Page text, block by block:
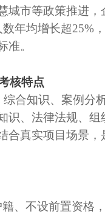
城市等政策推进
年均增长超25%
准。
核特点
合知识、案例分
识、法律法规、
合真实项目场景
、不设前置资格